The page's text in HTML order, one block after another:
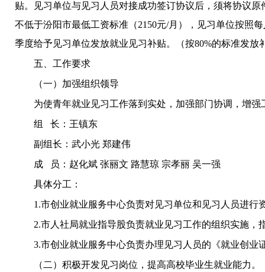
贴。见习单位与见习人员对接成功签订协议后，须将协议
不低于汾阳市最低工资标准（2150元/月），见习单位按照
季度给予见习单位发放就业见习补贴。（按80%的标准发放
五、工作要求
（一）加强组织领导
为使青年就业见习工作落到实处，加强部门协调，增强
组
长：王镇东
副组长：武小光 郑建伟
成
员：赵化斌 张丽文 路慧琼 宗孝丽 吴一强
具体分工：
1.市创业就业服务中心负责对见习单位和见习人员进
2.市人社局就业指导股负责就业见习工作的组织实施，
3.市创业就业服务中心负责办理见习人员的《就业创
（二）积极开发见习岗位，提高高校毕业生就业能力。